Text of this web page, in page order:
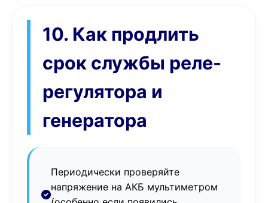
10. Как продлить
срок службы реле-
регулятора и
генератора
Периодически проверяйте
напряжение на АКБ мультиметром